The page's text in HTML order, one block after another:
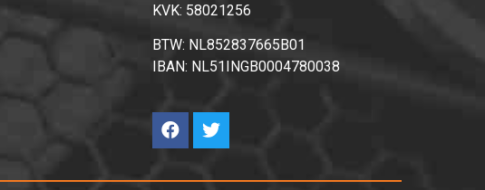
KVK: 58021256
BTW: NL852837665B01
IBAN: NL51INGB0004780038